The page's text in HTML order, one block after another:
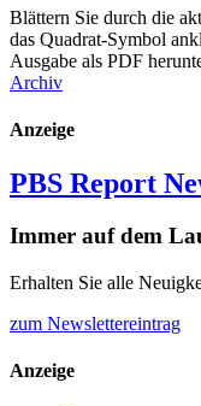
Blättern Sie durch die
das Quadrat-Symbol
Ausgabe als PDF
Archiv
Anzeige
PBS Report
Immer auf dem
Erhalten Sie alle
zum Newslettereintrag
Anzeige